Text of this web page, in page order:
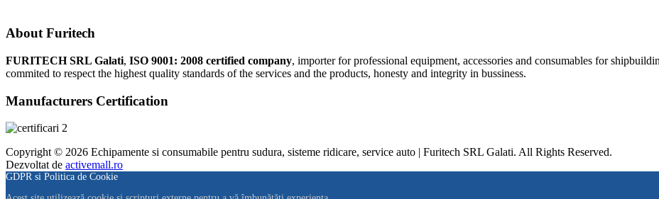
About Furitech
FURITECH SRL Galati, ISO 9001: 2008 certified company, importer for professional equipment, accessories and consumables for
commited to respect the highest quality standards of the services and the products, honesty and integrity in bussiness.
Manufacturers Certification
Copyright © 2026 Echipamente si consumabile pentru sudura, sisteme ridicare, service auto | Furitech SRL Galati. All Rights Reserved.
Dezvoltat de activemall.ro
GDPR si Politica de Cookie